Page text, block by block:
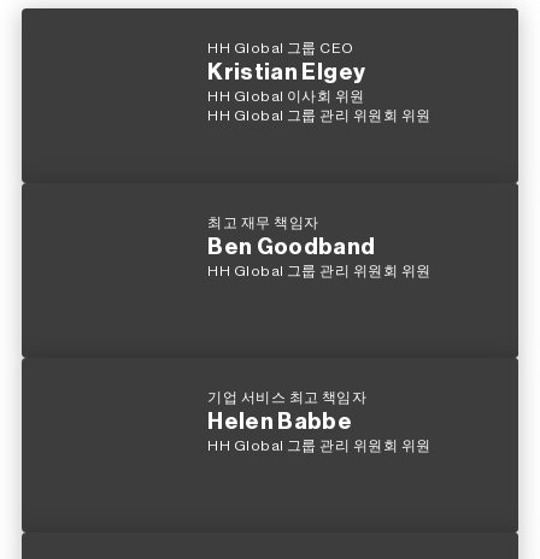
HH Global 그룹 CEO
Kristian Elgey
HH Global 이사회 위원
HH Global 그룹 관리 위원회 위원
최고 재무 책임자
Ben Goodband
HH Global 그룹 관리 위원회 위원
기업 서비스 최고 책임자
Helen Babbe
HH Global 그룹 관리 위원회 위원